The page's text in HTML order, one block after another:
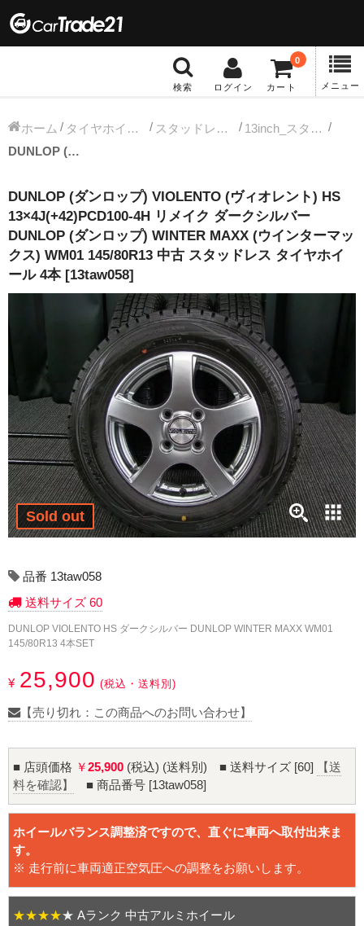
検索 ログイン カート
0
メニュー
冬タイヤホイール
13インチ：冬タイヤホイール
14インチ：冬タイヤホイール
15インチ：冬タイヤホイール
16インチ：冬タイヤホイール
17インチ：冬タイヤホイール
18インチ：冬タイヤホイール
19インチ：冬タイヤホイール
20インチ：冬タイヤホイール
夏タイヤホイール
12インチ：夏タイヤホイール
13インチ：夏タイヤホイール
14インチ：夏タイヤホイール
15インチ：夏タイヤホイール
17インチ：夏タイヤホイール
18インチ：夏タイヤホイール
20インチ：夏タイヤホイール
ホーム タイヤホイールセット スタッドレス中古タイヤホイール
13inch_スタッドレス中古タイヤホイール
DUNLOP (ダンロップ) VIOLENTO (ヴィオレント) HS 13×4J(+42)PCD100-4H リメイク ダークシルバー DUNLOP (ダンロップ) WINTER MAXX (ウインターマックス) WM01 145/80R13 中古 スタッドレス タイヤホイール 4本 [13taw058]
DUNLOP (ダンロップ) VIOLENTO (ヴィオレント) HS
13×4J(+42)PCD100-4H リメイク ダークシルバー
DUNLOP (ダンロップ) WINTER MAXX (ウインターマッ
クス) WM01 145/80R13 中古 スタッドレス タイヤホイ
ール 4本 [13taw058]
Sold out
品番 13taw058
送料サイズ 60
DUNLOP VIOLENTO HS ダークシルバー DUNLOP WINTER MAXX WM01
145/80R13 4本SET
¥ 25,900 (税込・送料別)
【売り切れ：この商品へのお問い合わせ】
■ 店頭価格 ￥25,900 (税込) (送料別) ■ 送料サイズ [60]
【送
料を確認】
■ 商品番号 [13taw058]
ホイールバランス調整済ですので、直ぐに車両へ取付出来ま
す。
※ 走行前に車両適正空気圧への調整をお願いします。
★★★★★ Aランク 中古アルミホイール